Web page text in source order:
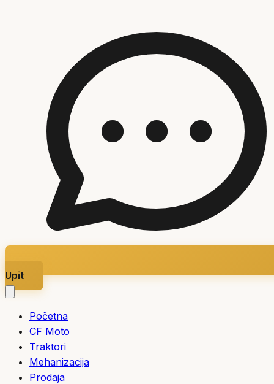
Upit
Početna
CF Moto
Traktori
Mehanizacija
Prodaja